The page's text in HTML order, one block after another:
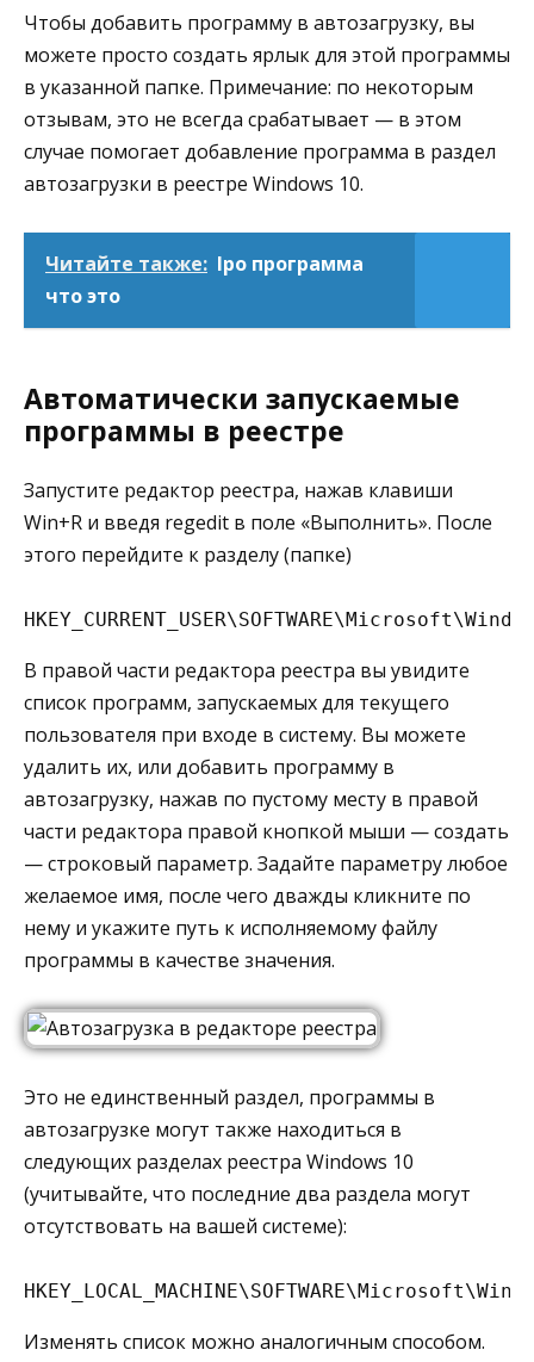
Чтобы добавить программу в автозагрузку, вы
можете просто создать ярлык для этой программы
в указанной папке. Примечание: по некоторым
отзывам, это не всегда срабатывает — в этом
случае помогает добавление программа в раздел
автозагрузки в реестре Windows 10.
Читайте также: Ipo программа
что это
Автоматически запускаемые
программы в реестре
Запустите редактор реестра, нажав клавиши
Win+R и введя regedit в поле «Выполнить». После
этого перейдите к разделу (папке)
В правой части редактора реестра вы увидите
список программ, запускаемых для текущего
пользователя при входе в систему. Вы можете
удалить их, или добавить программу в
автозагрузку, нажав по пустому месту в правой
части редактора правой кнопкой мыши — создать
— строковый параметр. Задайте параметру любое
желаемое имя, после чего дважды кликните по
нему и укажите путь к исполняемому файлу
программы в качестве значения.
Это не единственный раздел, программы в
автозагрузке могут также находиться в
следующих разделах реестра Windows 10
(учитывайте, что последние два раздела могут
отсутствовать на вашей системе):
Изменять список можно аналогичным способом.